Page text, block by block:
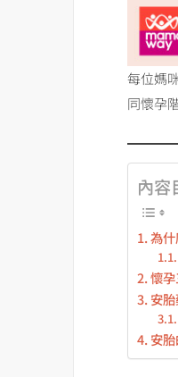
每位媽
同懷孕
內容
為
懷
安
安